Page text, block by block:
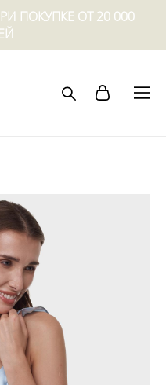
ПОКУПКЕ ОТ 20 000